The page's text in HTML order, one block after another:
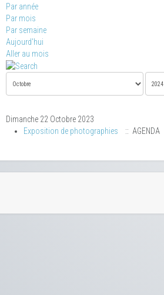
Par année
Par mois
Par semaine
Aujourd'hui
Aller au mois
Dimanche 22 Octobre 2023
Exposition de photographies
:: AGENDA